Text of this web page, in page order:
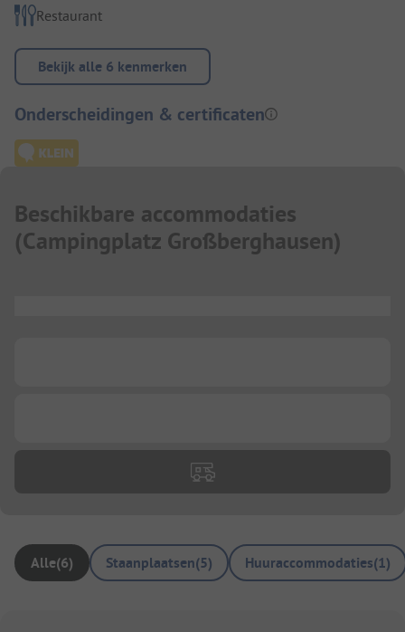
Restaurant
Bekijk alle 6 kenmerken
Onderscheidingen & certificaten
Beschikbare accommodaties
(Campingplatz Großberghausen)
Alle(6) Staanplaatsen(5) Huuraccommodaties(1)